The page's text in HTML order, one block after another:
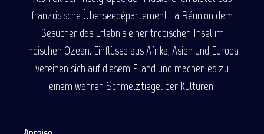
französische Überseedépartement La Réunion dem
Besucher das Erlebnis einer tropischen Insel im
Indischen Ozean. Einflüsse aus Afrika, Asien und Europa
vereinen sich auf diesem Eiland und machen es zu
einem wahren Schmelztiegel der Kulturen.